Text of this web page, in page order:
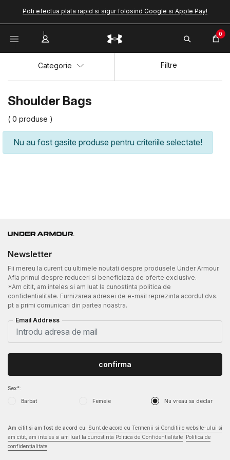
Poti efectua plata rapid si sigur folosind Google si Apple Pay!
0
Shoulder Bags
( 0 produse )
Categorie Filtre
Nu au fost gasite produse pentru criteriile selectate!
Newsletter
Fii mereu la curent cu ultimele noutati despre produsele Under Armour.
Afla primul despre reduceri si beneficiaza de oferte exclusive.
*Am citit, am inteles si am luat la cunostinta politica de
confidentialitate. Furnizarea adresei de e-mail reprezinta acordul dvs.
pt a primi comunicari din partea noastra.
Email Address
Sex*:
Barbat Femeie Nu vreau sa declar
confirma
Am citit si am fost de acord cu
Sunt de acord cu Termenii si Conditiile website-ului si
am citit, am inteles si am luat la cunostinta Politica de Confidentialitate Politica de
confidențialitate